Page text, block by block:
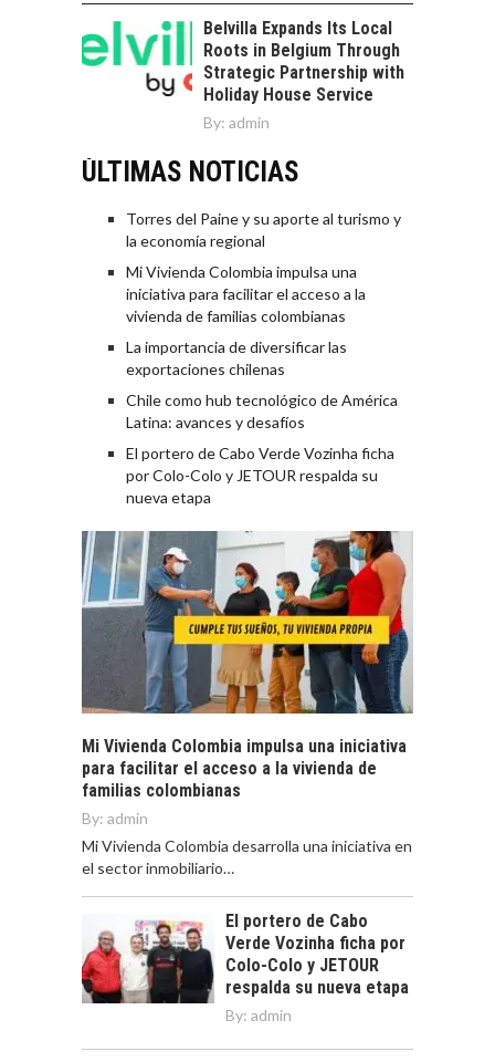
Belvilla Expands Its Local
Roots in Belgium Through
Strategic Partnership with
Holiday House Service
By: admin
ÚLTIMAS NOTICIAS
Torres del Paine y su aporte al turismo y
la economía regional
Mi Vivienda Colombia impulsa una
iniciativa para facilitar el acceso a la
vivienda de familias colombianas
La importancia de diversificar las
exportaciones chilenas
Chile como hub tecnológico de América
Latina: avances y desafíos
El portero de Cabo Verde Vozinha ficha
por Colo-Colo y JETOUR respalda su
nueva etapa
Mi Vivienda Colombia impulsa una iniciativa
para facilitar el acceso a la vivienda de
familias colombianas
By: admin
Mi Vivienda Colombia desarrolla una iniciativa en
el sector inmobiliario…
El portero de Cabo
Verde Vozinha ficha por
Colo-Colo y JETOUR
respalda su nueva etapa
By: admin